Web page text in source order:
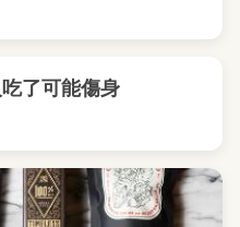
了可能傷身